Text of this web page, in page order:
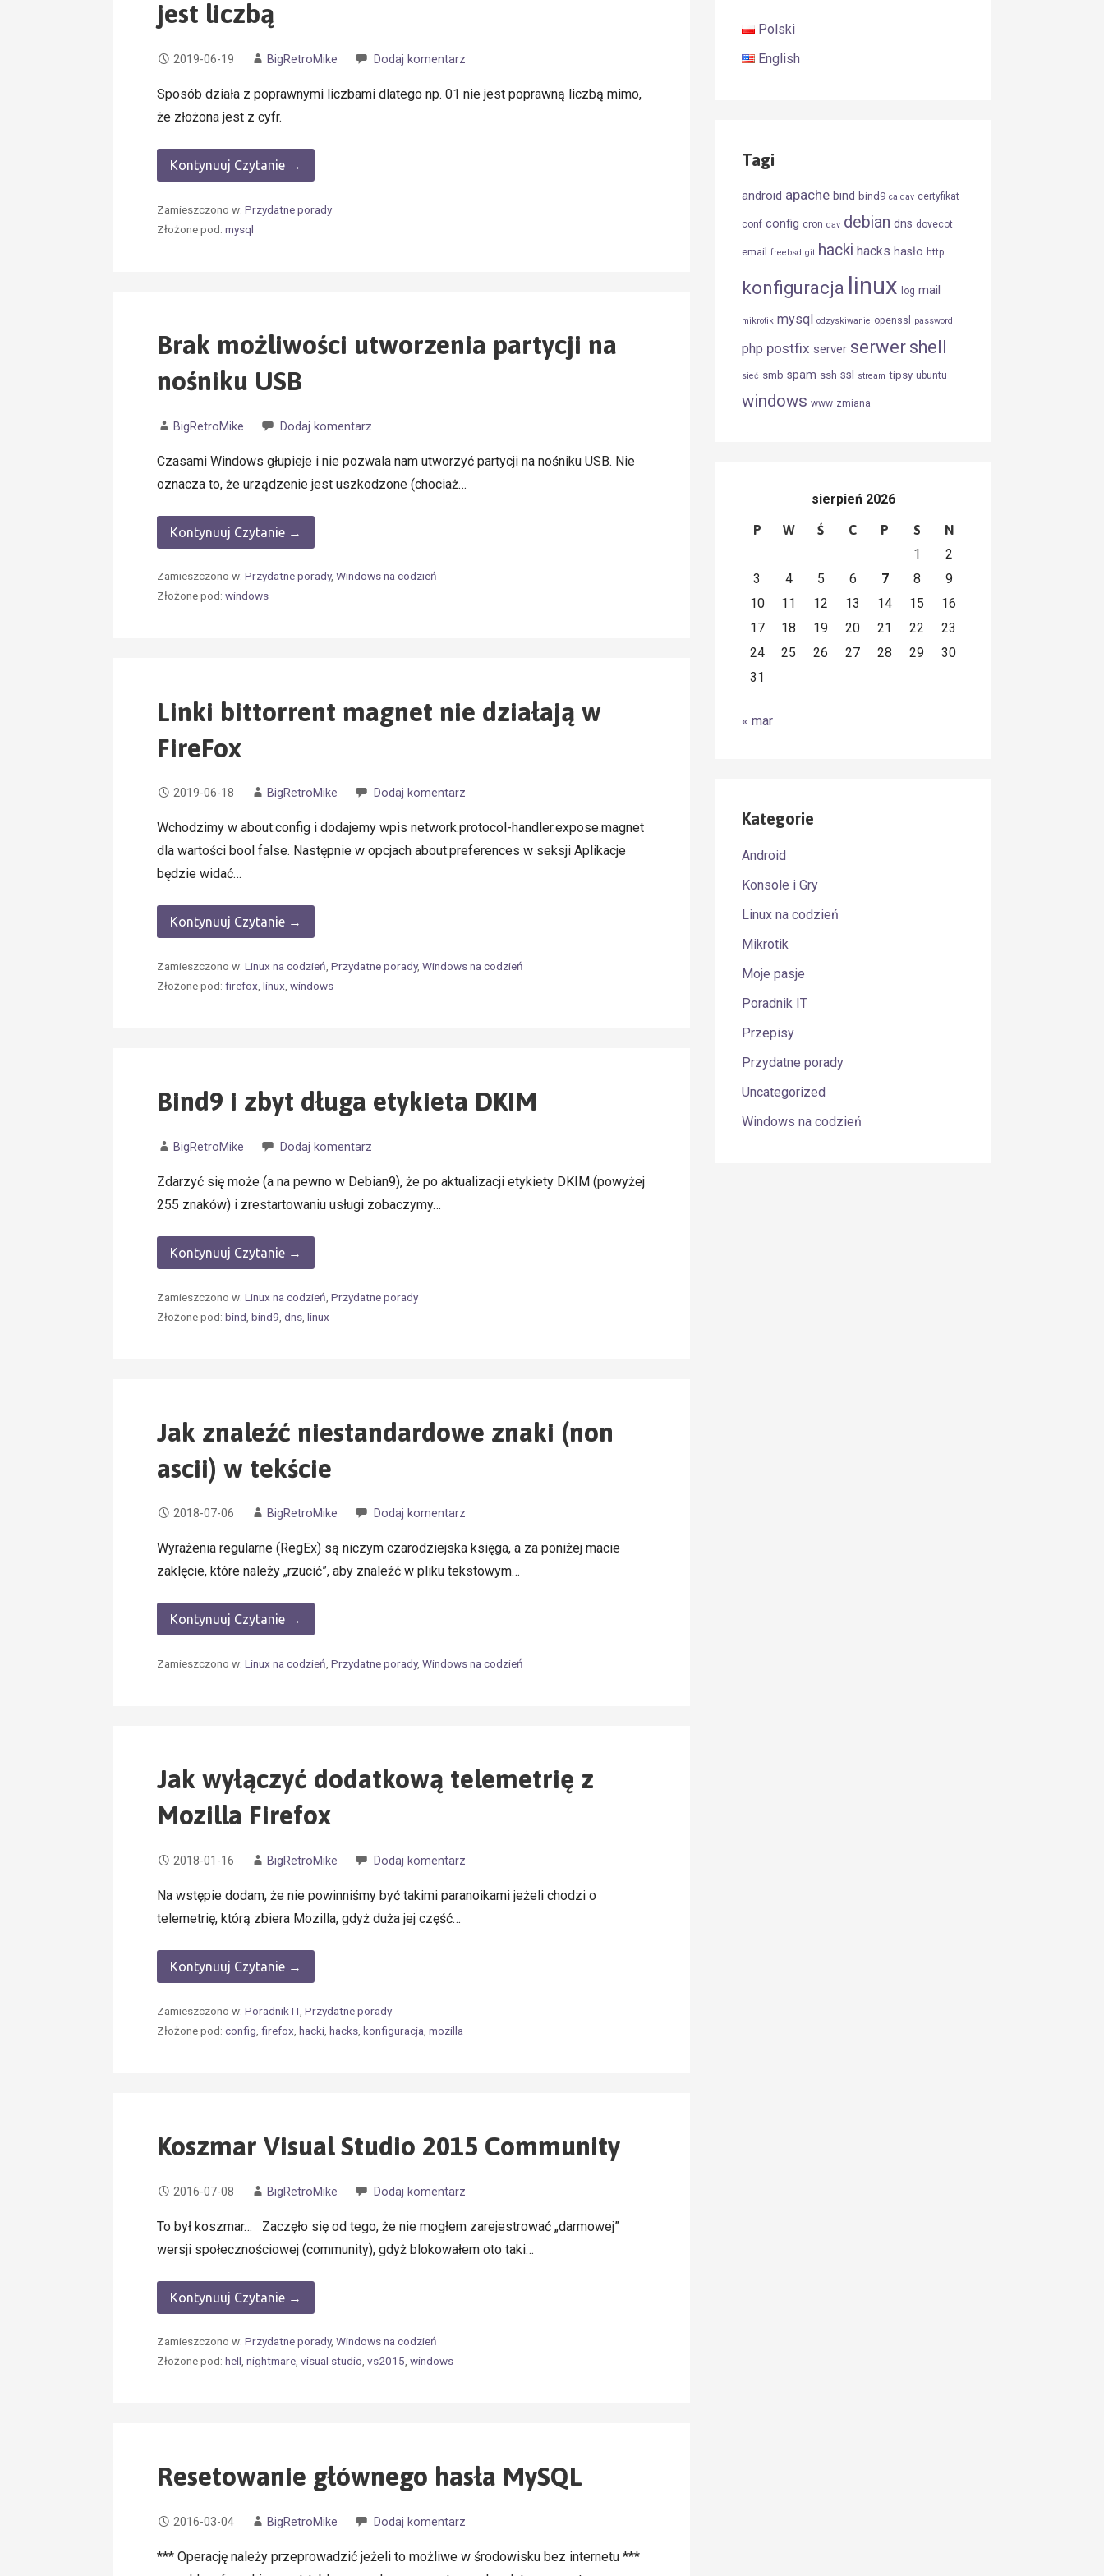
jest liczbą
2019-06-19 BigRetroMike Dodaj komentarz
Sposób działa z poprawnymi liczbami dlatego np. 01 nie jest poprawną liczbą mimo,
że złożona jest z cyfr.
Kontynuuj Czytanie →
Zamieszczono w:Przydatne porady
Złożone pod:mysql
Brak możliwości utworzenia partycji na
nośniku USB
BigRetroMike Dodaj komentarz
Czasami Windows głupieje i nie pozwala nam utworzyć partycji na nośniku USB. Nie
oznacza to, że urządzenie jest uszkodzone (chociaż…
Kontynuuj Czytanie →
Zamieszczono w:Przydatne porady,Windows na codzień
Złożone pod:windows
Linki bittorrent magnet nie działają w
FireFox
2019-06-18 BigRetroMike Dodaj komentarz
Wchodzimy w about:config i dodajemy wpis network.protocol-handler.expose.magnet
dla wartości bool false. Następnie w opcjach about:preferences w seksji Aplikacje
będzie widać…
Kontynuuj Czytanie →
Zamieszczono w:Linux na codzień ,Przydatne porady,Windows na codzień
Złożone pod:firefox ,linux ,windows
Bind9 i zbyt długa etykieta DKIM
BigRetroMike Dodaj komentarz
Zdarzyć się może (a na pewno w Debian9), że po aktualizacji etykiety DKIM (powyżej
255 znaków) i zrestartowaniu usługi zobaczymy…
Kontynuuj Czytanie →
Zamieszczono w:Linux na codzień ,Przydatne porady
Złożone pod:bind ,bind9 ,dns ,linux
Jak znaleźć niestandardowe znaki (non
ascii) w tekście
2018-07-06 BigRetroMike Dodaj komentarz
Wyrażenia regularne (RegEx) są niczym czarodziejska księga, a za poniżej macie
zaklęcie, które należy „rzucić”, aby znaleźć w pliku tekstowym…
Kontynuuj Czytanie →
Zamieszczono w:Linux na codzień ,Przydatne porady,Windows na codzień
Jak wyłączyć dodatkową telemetrię z
Mozilla Firefox
2018-01-16 BigRetroMike Dodaj komentarz
Na wstępie dodam, że nie powinniśmy być takimi paranoikami jeżeli chodzi o
telemetrię, którą zbiera Mozilla, gdyż duża jej część…
Kontynuuj Czytanie →
Zamieszczono w:Poradnik IT,Przydatne porady
Złożone pod:config ,firefox ,hacki ,hacks ,konfiguracja ,mozilla
Koszmar Visual Studio 2015 Community
2016-07-08 BigRetroMike Dodaj komentarz
To był koszmar… Zaczęło się od tego, że nie mogłem zarejestrować „darmowej”
wersji społecznościowej (community), gdyż blokowałem oto taki…
Kontynuuj Czytanie →
Zamieszczono w:Przydatne porady,Windows na codzień
Złożone pod:hell,nightmare,visual studio,vs2015,windows
Resetowanie głównego hasła MySQL
2016-03-04 BigRetroMike Dodaj komentarz
*** Operację należy przeprowadzić jeżeli to możliwe w środowisku bez internetu ***
Polski
English
Tagi
android apache bind bind9 caldav certyfikat
conf config cron dav debian dns dovecot
email freebsd git hacki hacks hasło http
konfiguracja linux log mail
mikrotik mysql odzyskiwanie openssl password
php postfix server serwer shell
sieć smb spam ssh ssl stream tipsy ubuntu
windows www zmiana
sierpień 2026
P W Ś C P S N
1
2
3
4 5 6 7 8
9
10
11 12 13 14 15
16
17
18 19 20 21 22
23
24
25 26 27 28 29
30
31
« mar
Kategorie
Android
Konsole i Gry
Linux na codzień
Mikrotik
Moje pasje
Poradnik IT
Przepisy
Przydatne porady
Uncategorized
Windows na codzień